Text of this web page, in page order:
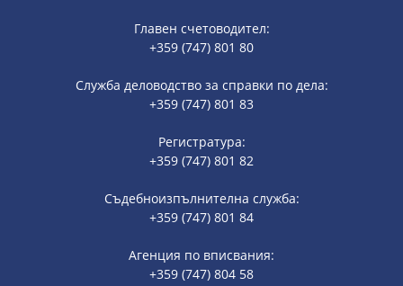
Главен счетоводител:
+359 (747) 801 80
Служба деловодство за справки по дела:
+359 (747) 801 83
Регистратура:
+359 (747) 801 82
Съдебноизпълнителна служба:
+359 (747) 801 84
Агенция по вписвания:
+359 (747) 804 58